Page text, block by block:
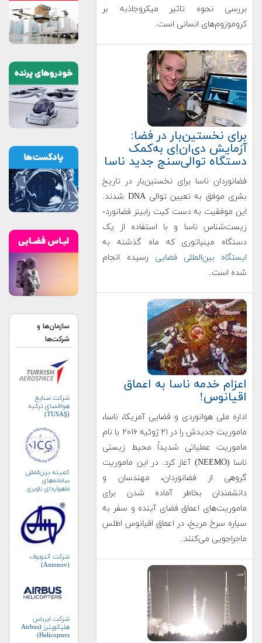
بررسی نحوه تاثیر میکروجاذبه بر
کروموزوم‌های انسانی است.
برای نخستین‌بار در فضا:
آزمایش دی‌ان‌اِی به‌کمک
دستگاه توالی‌سنج جدید ناسا
فضانوردان ناسا برای نخستین‌بار در تاریخ
بشری موفق به تعیین توالی DNA شدند.
این موفقیت به دست کیت رابینز فضانورد-
زیست‌شناس ناسا و با استفاده از یک
دستگاه مینیاتوری که ماه گذشته به
ایستگاه بین‌المللی فضایی رسیده انجام
شده است.
اعزام خدمه ناسا به اعماق
اقیانوس!
اداره ملی هوانوردی و فضایی آمریکا، ناسا،
ماموریت جدیدش را در ۲۱ ژوئیه ۲۰۱۶ با نام
ماموریت عملیاتی شدیداً محیط زیستی
ناسا (NEEMO) آغاز کرد. در این ماموریت
گروهی از فضانوردان، مهندسان و
دانشمندان بخاطر آماده شدن برای
ماموریت‌های اعماق فضای آینده و سفر به
سیاره سرخ مریخ، در اعماق اقیانوس اطلس
ماجراجویی می‌کنند.
سازمان‌ها و
شرکت‌ها
شرکت صنایع
هوافضای ترکیه
(TUSAŞ)
کمیته بین‌المللی
سامانه‌های
ماهواره‌ای ناوبری
شرکت آنتونوف
(Antonov)
شرکت ایرباس
هلیکوپترز (Airbus
Helicopters)